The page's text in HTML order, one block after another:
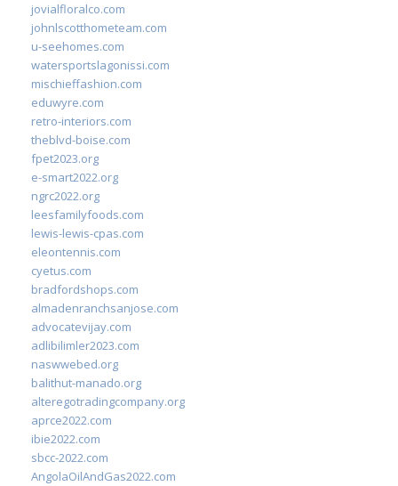
jovialfloralco.com
johnlscotthometeam.com
u-seehomes.com
watersportslagonissi.com
mischieffashion.com
eduwyre.com
retro-interiors.com
theblvd-boise.com
fpet2023.org
e-smart2022.org
ngrc2022.org
leesfamilyfoods.com
lewis-lewis-cpas.com
eleontennis.com
cyetus.com
bradfordshops.com
almadenranchsanjose.com
advocatevijay.com
adlibilimler2023.com
naswwebed.org
balithut-manado.org
alteregotradingcompany.org
aprce2022.com
ibie2022.com
sbcc-2022.com
AngolaOilAndGas2022.com